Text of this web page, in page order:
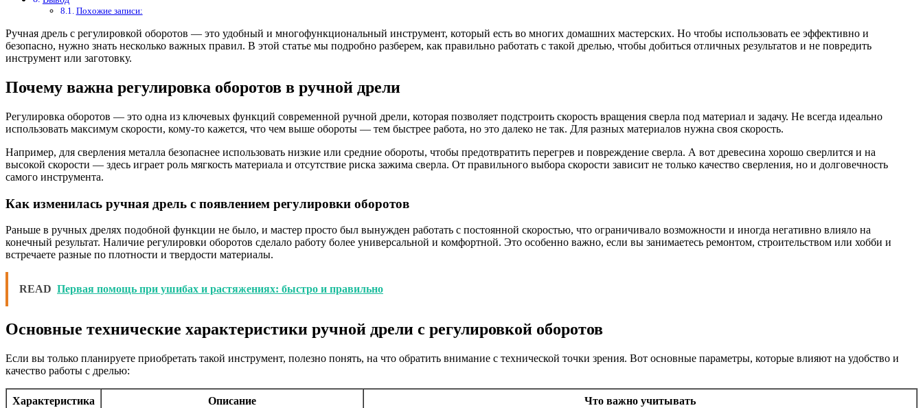
Похожие записи:
Ручная дрель с регулировкой оборотов — это удобный и многофункциональный инструмент, который есть во многих домашних мастерских. Но чтобы использовать ее эффективно и
безопасно, нужно знать несколько важных правил. В этой статье мы подробно разберем, как правильно работать с такой дрелью, чтобы добиться отличных результатов и не повредить
инструмент или заготовку.
Почему важна регулировка оборотов в ручной дрели
Регулировка оборотов — это одна из ключевых функций современной ручной дрели, которая позволяет подстроить скорость вращения сверла под материал и задачу. Не всегда идеально
использовать максимум скорости, кому-то кажется, что чем выше обороты — тем быстрее работа, но это далеко не так. Для разных материалов нужна своя скорость.
Например, для сверления металла безопаснее использовать низкие или средние обороты, чтобы предотвратить перегрев и повреждение сверла. А вот древесина хорошо сверлится и на
высокой скорости — здесь играет роль мягкость материала и отсутствие риска зажима сверла. От правильного выбора скорости зависит не только качество сверления, но и долговечность
самого инструмента.
Как изменилась ручная дрель с появлением регулировки оборотов
Раньше в ручных дрелях подобной функции не было, и мастер просто был вынужден работать с постоянной скоростью, что ограничивало возможности и иногда негативно влияло на
конечный результат. Наличие регулировки оборотов сделало работу более универсальной и комфортной. Это особенно важно, если вы занимаетесь ремонтом, строительством или хобби и
встречаете разные по плотности и твердости материалы.
READ Первая помощь при ушибах и растяжениях: быстро и правильно
Основные технические характеристики ручной дрели с регулировкой оборотов
Если вы только планируете приобретать такой инструмент, полезно понять, на что обратить внимание с технической точки зрения. Вот основные параметры, которые влияют на удобство и
качество работы с дрелью:
Характеристика Описание Что важно учитывать